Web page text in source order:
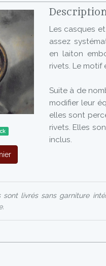
Les casques
assez
en laiton
rivets. Le motif
Suite à de
modifier leur
elles sont
rivets. Elles
inclus.
sont livrés sans garniture